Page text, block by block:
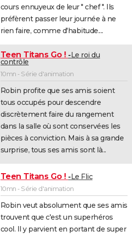
cours ennuyeux de leur " chef ". Ils
préfèrent passer leur journée à ne
rien faire, comme d'habitude....
Teen Titans Go ! Le roi du
contrôle
10mn - Série d'animation
Robin profite que ses amis soient
tous occupés pour descendre
discrètement faire du rangement
dans la salle où sont conservées les
pièces à conviction. Mais à sa grande
surprise, tous ses amis sont là...
Teen Titans Go ! Le Flic
10mn - Série d'animation
Robin veut absolument que ses amis
trouvent que c'est un superhéros
cool. Il y parvient en portant de super